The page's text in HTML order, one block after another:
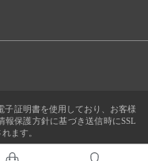
子証明書を使用しており、お客様
報保護方針に基づき送信時にSSL
ます。